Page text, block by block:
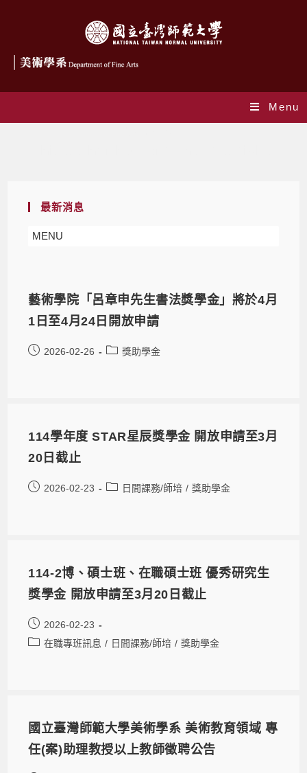
Menu
最新消息
MENU
藝術學院「呂章申先生書法獎學金」將於4月
1日至4月24日開放申請
2026-02-26 獎助學金
114學年度 STAR星辰獎學金 開放申請至3月
20日截止
2026-02-23 日間課務/師培 / 獎助學金
114-2博、碩士班、在職碩士班 優秀研究生
獎學金 開放申請至3月20日截止
2026-02-23
在職專班訊息 / 日間課務/師培 / 獎助學金
國立臺灣師範大學美術學系 美術教育領域 專
任(案)助理教授以上教師徵聘公告